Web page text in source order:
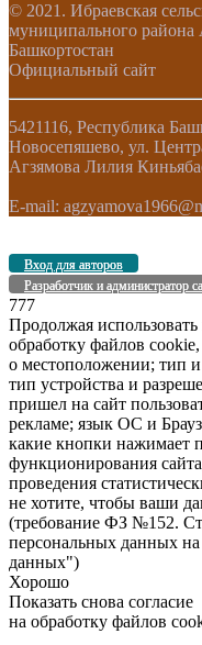
© 2021. Ибраевская
муниципального
Башкортостан
Официальный сайт
5421116, Республика
Новосепяшево, ул.
Агзямова Лилия
E-mail:
Вход для авторов
Разработчик и администратор
777
Продолжая
обработку файлов
о местоположении; тип
тип устройства и
пришел на сайт
рекламе; язык ОС и
какие кнопки нажимает
функционирования
проведения
не хотите, чтобы ваши
(требование ФЗ №152.
персональных данных
данных")
Хорошо
Показать снова согласие
на обработку файлов